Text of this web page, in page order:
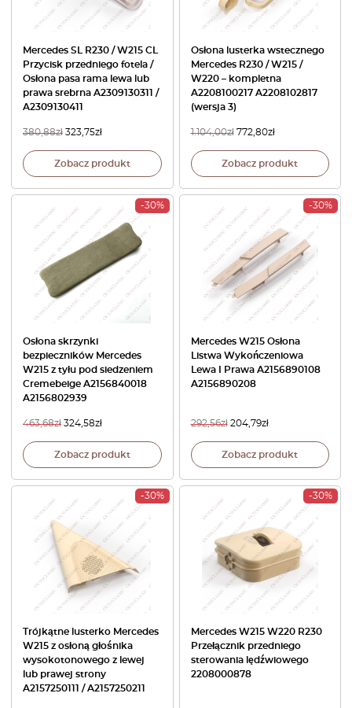
Mercedes SL R230 / W215 CL
Przycisk przedniego fotela /
Osłona pasa rama lewa lub
prawa srebrna A2309130311 /
A2309130411
380,88zł 323,75zł
Zobacz produkt
Osłona lusterka wstecznego
Mercedes R230 / W215 /
W220 – kompletna
A2208100217 A2208102817
(wersja 3)
1.104,00zł 772,80zł
Zobacz produkt
-30%
Osłona skrzynki
bezpieczników Mercedes
W215 z tyłu pod siedzeniem
Cremebeige A2156840018
A2156802939
463,68zł 324,58zł
Zobacz produkt
-30%
Mercedes W215 Osłona
Listwa Wykończeniowa
Lewa I Prawa A2156890108
A2156890208
292,56zł 204,79zł
Zobacz produkt
-30%
Trójkątne lusterko Mercedes
W215 z osłoną głośnika
wysokotonowego z lewej
lub prawej strony
A2157250111 / A2157250211
-30%
Mercedes W215 W220 R230
Przełącznik przedniego
sterowania lędźwiowego
2208000878